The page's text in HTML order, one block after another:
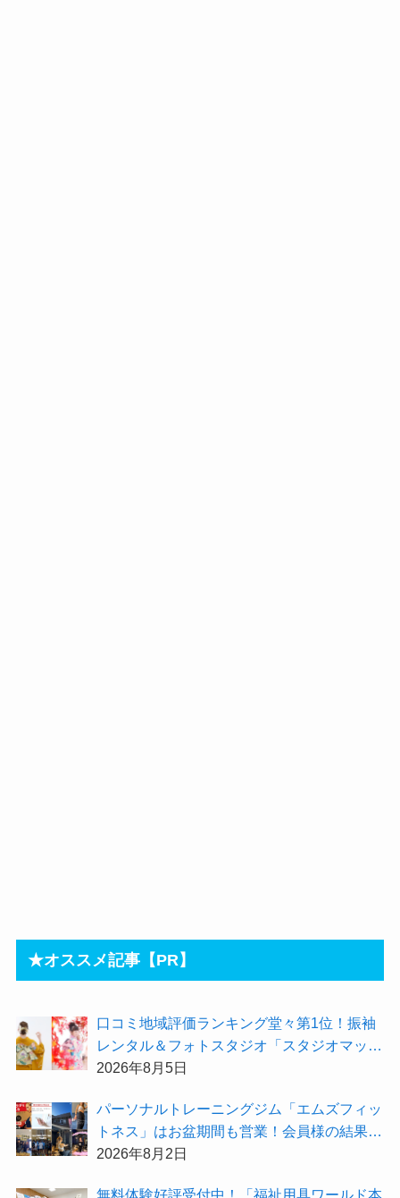
★オススメ記事【PR】
⼝コミ地域評価ランキング堂々第1位！振袖
レンタル＆フォトスタジオ「スタジオマック
ス」がお得な『2026年8月限定キャンペー
2026年8月5日
パーソナルトレーニングジム「エムズフィッ
トネス」はお盆期間も営業！会員様の結果を
大公開★
2026年8月2日
無料体験好評受付中！「福祉用具ワールド本